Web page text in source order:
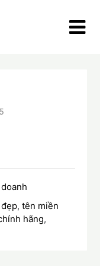
,tên miền
hãng,